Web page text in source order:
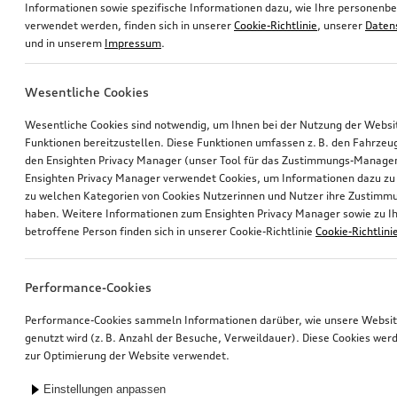
Informationen sowie spezifische Informationen dazu, wie Ihre
verwendet werden, finden sich in unserer Cookie-Richtlinie, unserer
und in unserem Impressum.
Wesentliche Cookies
Wesentliche Cookies sind notwendig, um Ihnen bei der Nutzung der
Funktionen bereitzustellen. Diese Funktionen umfassen z. B. den
den Ensighten Privacy Manager (unser Tool für das Zustimmungs-
Ensighten Privacy Manager verwendet Cookies, um Informationen dazu
zu welchen Kategorien von Cookies Nutzerinnen und Nutzer ihre
haben. Weitere Informationen zum Ensighten Privacy Manager sowie zu
betroffene Person finden sich in unserer Cookie-Richtlinie Cookie-
Performance-Cookies
Performance-Cookies sammeln Informationen darüber, wie unsere
genutzt wird (z. B. Anzahl der Besuche, Verweildauer). Diese Cookies
zur Optimierung der Website verwendet.
Einstellungen anpassen